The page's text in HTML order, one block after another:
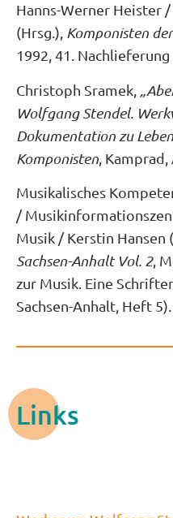
Hanns-Werner Heister
(Hrsg.), Komponisten
1992, 41.
Christoph Sramek,
Wolfgang Stendel.
Dokumentation zu
Komponisten ,
Musikalisches
/
Musik / Kerstin Hansen
Sachsen-Anhalt Vol. 2,
zur Musik. Eine
Sachsen-Anhalt, Heft 5).
Links